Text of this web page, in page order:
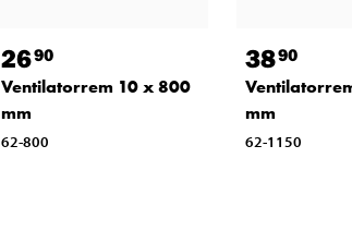
2690
Ventilatorrem 10 x 800
mm
62-800
3890
mm
62-1150